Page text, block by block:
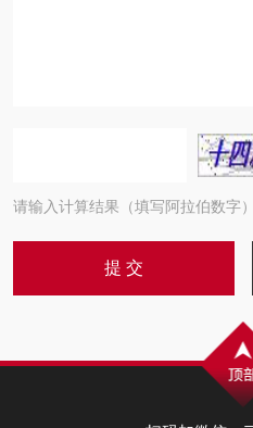
请输入计算结果（填写阿拉伯数字